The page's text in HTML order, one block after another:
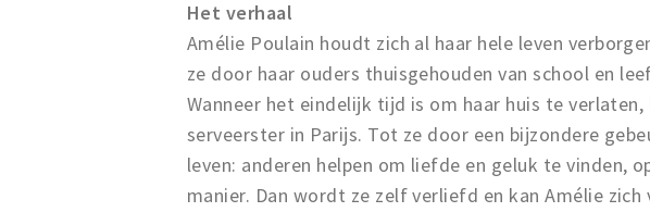
Het verhaal
Amélie Poulain houdt zich al haar hele leven
ze door haar ouders thuisgehouden van school en
Wanneer het eindelijk tijd is om haar huis te
serveerster in Parijs. Tot ze door een bijzondere
leven: anderen helpen om liefde en geluk te vinden,
manier. Dan wordt ze zelf verliefd en kan Amélie